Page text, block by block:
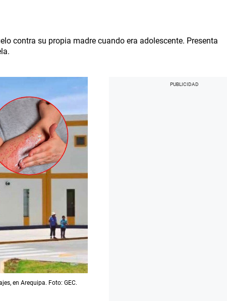
contra su propia madre cuando era adolescente. Presenta
en Arequipa. Foto: GEC.